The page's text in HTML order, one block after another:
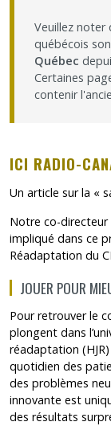
Nous joindre
Plan du site
Espace
Veuillez noter
québécois
Québec
Certaines
contenir
ICI RADIO-
Un article sur la «
Notre co-directeur
impliqué dans ce
Réadaptation du
JOUER POUR
Pour retrouver le
plongent dans
réadaptation
quotidien des
des problèmes
innovante est
des résultats